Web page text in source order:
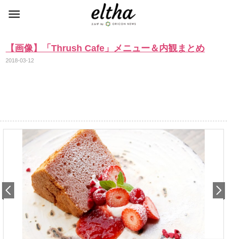
【画像】「Thrush Cafe」メニュー＆内観まとめ
2018-03-12